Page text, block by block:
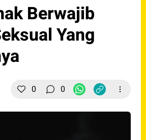
Berwajib
Yang
0 0